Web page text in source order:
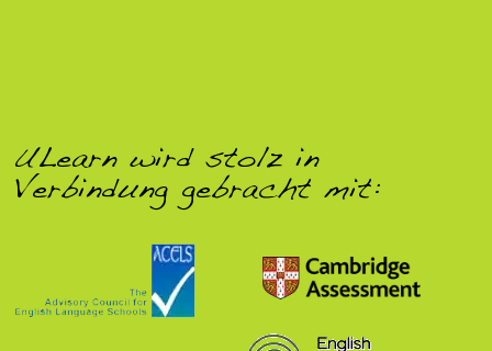
ULearn wird stolz in
Verbindung gebracht mit: